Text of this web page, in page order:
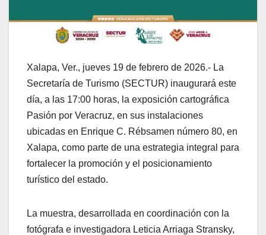
Xalapa, Ver., jueves 19 de febrero de 2026.- La
Secretaría de Turismo (SECTUR) inaugurará este
día, a las 17:00 horas, la exposición cartográfica
Pasión por Veracruz, en sus instalaciones
ubicadas en Enrique C. Rébsamen número 80, en
Xalapa, como parte de una estrategia integral para
fortalecer la promoción y el posicionamiento
turístico del estado.
La muestra, desarrollada en coordinación con la
fotógrafa e investigadora Leticia Arriaga Stransky,